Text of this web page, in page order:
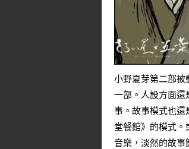
小野夏芽第二部被
一部。人設方面還
事。故事模式也還
堂餐館》的模式
音樂，淡然的故事